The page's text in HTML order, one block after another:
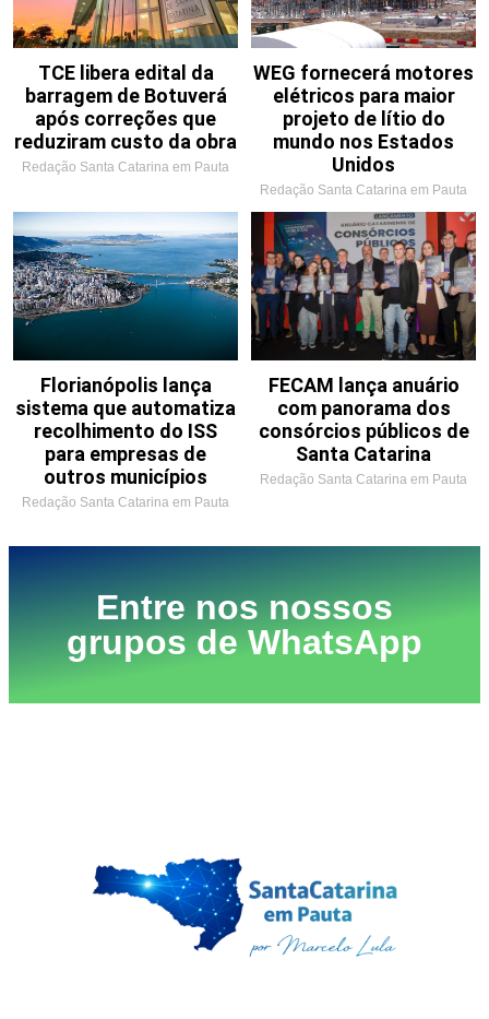
TCE libera edital da
barragem de Botuverá
após correções que
reduziram custo da obra
Redação Santa Catarina em Pauta
WEG fornecerá motores
elétricos para maior
projeto de lítio do
mundo nos Estados
Unidos
Redação Santa Catarina em Pauta
Florianópolis lança
sistema que automatiza
recolhimento do ISS
para empresas de
outros municípios
Redação Santa Catarina em Pauta
FECAM lança anuário
com panorama dos
consórcios públicos de
Santa Catarina
Redação Santa Catarina em Pauta
Entre nos nossos
grupos de WhatsApp